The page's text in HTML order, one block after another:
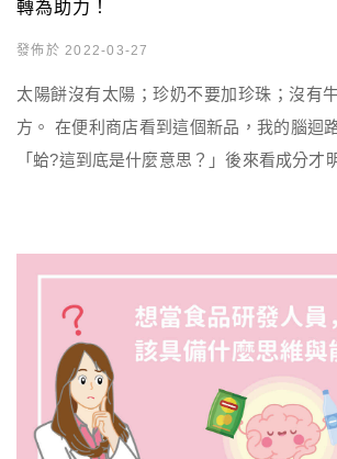
轉為助力！
發佈於 2022-03-27
太陽餅沒有太陽；珍奶不要加珍珠；沒有
方。 在便利商店看到這個新品，我的腦迴
「蛤?這到底是什麼意思？」後來看成分才
造需求=開發產品的核心公式從燕麥奶與牛
市場上的多種聲音如何將產品阻力化為助
的點下手吧！ […]